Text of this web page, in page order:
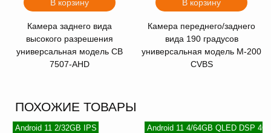
В корзину
Камера заднего вида
высокого разрешения
универсальная модель CB
7507-AHD
В корзину
Камера переднего/заднего
вида 190 градусов
универсальная модель M-200
CVBS
ПОХОЖИЕ ТОВАРЫ
Android 11 2/32GB IPS Android 11 4/64GB QLED DSP 4G